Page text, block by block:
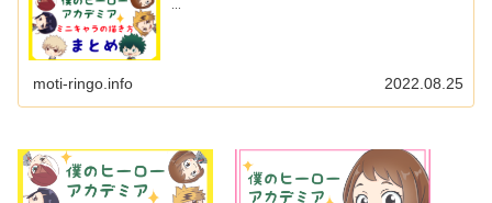
moti-ringo.info 2022.08.25